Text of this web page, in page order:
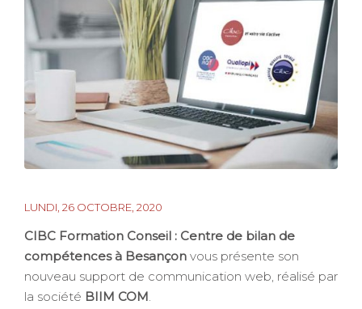
LUNDI, 26 OCTOBRE, 2020
CIBC Formation Conseil : Centre de bilan de
compétences à Besançon vous présente son
nouveau support de communication web, réalisé par
la société BIIM COM